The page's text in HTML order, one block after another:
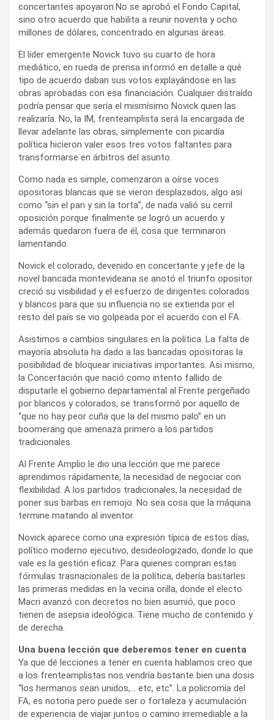
concertantes apoyaron.No se aprobó el Fondo Capital,
sino otro acuerdo que habilita a reunir noventa y ocho
millones de dólares, concentrado en algunas áreas.
El líder emergente Novick tuvo su cuarto de hora
mediático, en rueda de prensa informó en detalle a qué
tipo de acuerdo daban sus votos explayándose en las
obras aprobadas con esa financiación. Cualquier distraído
podría pensar que sería el mismísimo Novick quien las
realizaría. No, la IM, frenteamplista será la encargada de
llevar adelante las obras, simplemente con picardía
política hicieron valer esos tres votos faltantes para
transformarse en árbitros del asunto.
Como nada es simple, comenzaron a oírse voces
opositoras blancas que se vieron desplazados, algo así
como “sin el pan y sin la torta”, de nada valió su cerril
oposición porque finalmente se logró un acuerdo y
además quedaron fuera de él, cosa que terminaron
lamentando.
Novick el colorado, devenido en concertante y jefe de la
novel bancada montevideana se anotó el triunfo opositor
creció su visibilidad y el esfuerzo de dirigentes colorados
y blancos para que su influencia no se extienda por el
resto del país se vio golpeada por el acuerdo con el FA.
Asistimos a cambios singulares en la política. La falta de
mayoría absoluta ha dado a las bancadas opositoras la
posibilidad de bloquear iniciativas importantes. Asi mismo,
la Concertación que nació como intento fallido de
disputarle el gobierno departamental al Frente pergeñado
por blancos y colorados, se transformó por aquello de
“que no hay peor cuña que la del mismo palo” en un
boomerang que amenaza primero a los partidos
tradicionales.
Al Frente Amplio le dio una lección que me parece
aprendimos rápidamente, la necesidad de negociar con
flexibilidad. A los partidos tradicionales, la necesidad de
poner sus barbas en remojo. No sea cosa que la máquina
termine matando al inventor.
Novick aparece como una expresión típica de estos días,
político moderno ejecutivo, desideologizado, donde lo que
vale es la gestión eficaz. Para quienes compran estas
fórmulas trasnacionales de la política, debería bastarles
las primeras medidas en la vecina orilla, donde el electo
Macri avanzó con decretos no bien asumió, que poco
tienen de asepsia ideológica. Tiene mucho de contenido y
de derecha.
Una buena lección que deberemos tener en cuenta
Ya que dé lecciones a tener en cuenta hablamos creo que
a los frenteamplistas nos vendría bastante bien una dosis
“los hermanos sean unidos,… etc, etc”. La policromía del
FA, es notoria pero puede ser o fortaleza y acumulación
de experiencia de viajar juntos o camino irremediable a la